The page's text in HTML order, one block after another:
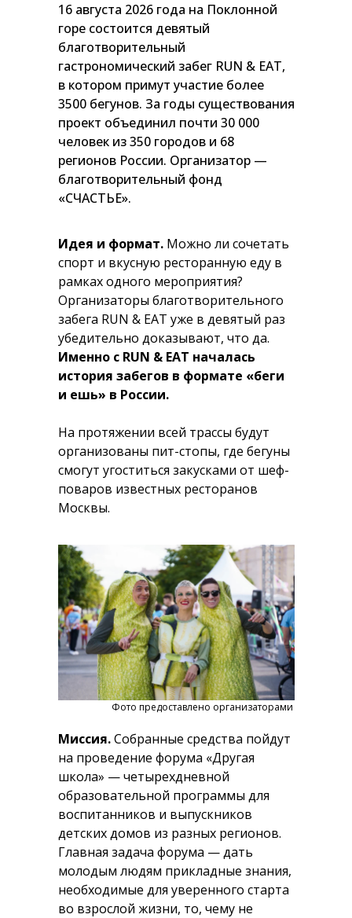
16 августа 2026 года на Поклонной
горе состоится девятый
благотворительный
гастрономический забег RUN & EAT,
в котором примут участие более
3500 бегунов. За годы существования
проект объединил почти 30 000
человек из 350 городов и 68
регионов России. Организатор —
благотворительный фонд
«СЧАСТЬЕ».
Идея и формат. Можно ли сочетать
спорт и вкусную ресторанную еду в
рамках одного мероприятия?
Организаторы благотворительного
забега RUN & EAT уже в девятый раз
убедительно доказывают, что да.
Именно с RUN & EAT началась
история забегов в формате «беги
и ешь» в России.
На протяжении всей трассы будут
организованы пит-стопы, где бегуны
смогут угоститься закусками от шеф-
поваров известных ресторанов
Москвы.
Фото предоставлено организаторами
Миссия.Собранные средства пойдут
на проведение форума «Другая
школа» — четырехдневной
образовательной программы для
воспитанников и выпускников
детских домов из разных регионов.
Главная задача форума — дать
молодым людям прикладные знания,
необходимые для уверенного старта
во взрослой жизни, то, чему не